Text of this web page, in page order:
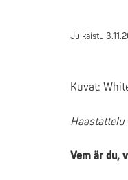
Julkaistu
Kuvat:
Vem är du,